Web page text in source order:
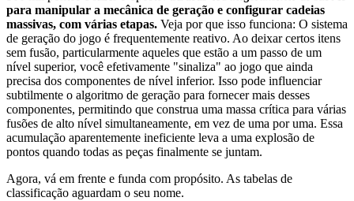
para manipular a mecânica de geração e configurar cadeias
massivas, com várias etapas. Veja por que isso funciona: O sistema
de geração do jogo é frequentemente reativo. Ao deixar certos itens
sem fusão, particularmente aqueles que estão a um passo de um
nível superior, você efetivamente "sinaliza" ao jogo que ainda
precisa dos componentes de nível inferior. Isso pode influenciar
subtilmente o algoritmo de geração para fornecer mais desses
componentes, permitindo que construa uma massa crítica para várias
fusões de alto nível simultaneamente, em vez de uma por uma. Essa
acumulação aparentemente ineficiente leva a uma explosão de
pontos quando todas as peças finalmente se juntam.
Agora, vá em frente e funda com propósito. As tabelas de
classificação aguardam o seu nome.